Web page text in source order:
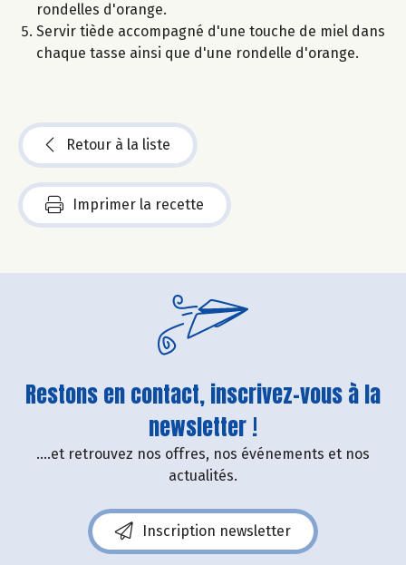
rondelles d'orange.
Servir tiède accompagné d'une touche de miel dans
chaque tasse ainsi que d'une rondelle d'orange.
Retour à la liste
Imprimer la recette
Restons en contact, inscrivez-vous à la
newsletter !
....et retrouvez nos offres, nos événements et nos
actualités.
Inscription newsletter